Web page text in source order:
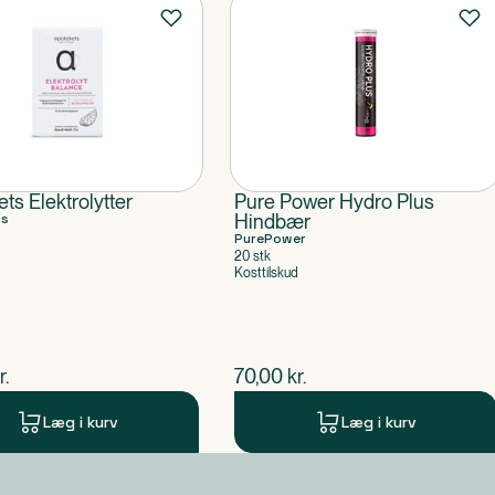
Elektrolytter
pris
Læg i kurv
Pure Power Hydro Plus
Hindbær
PurePower
20 stk
Kosttilskud
$nuværende pris
70,00 kr.
Læg i kurv